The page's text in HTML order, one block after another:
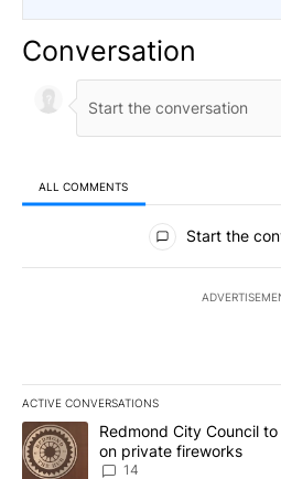
Conversation
ALL COMMENTS
All Comments
Start the
ACTIVE CONVERSATIONS
The following is a list of the most
A trending article titled "Redmond
Redmond City Council
on private fireworks
14